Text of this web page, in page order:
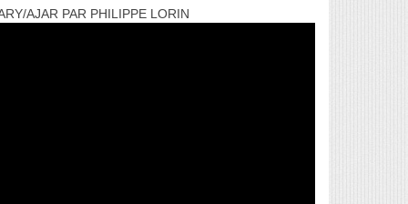
AJAR PAR PHILIPPE LORIN